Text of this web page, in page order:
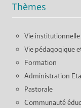
Thèmes
Vie institutionnelle
Vie pédagogique
Formation
Administration
Pastorale
Communauté